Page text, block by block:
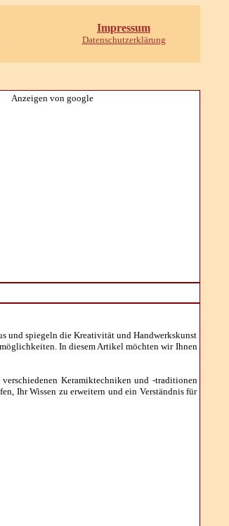
Impressum
Datenschutzerklärung
Anzeigen von google
und spiegeln die Kreativität und Handwerkskunst
In diesem Artikel möchten wir Ihnen
Keramiktechniken und -traditionen
Ihr Wissen zu erweitern und ein Verständnis für